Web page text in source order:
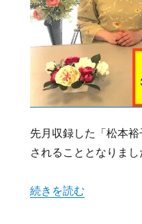
先月収録した「松本
されることとなりまし
“3月28日朝「慢性腎
続きを読む